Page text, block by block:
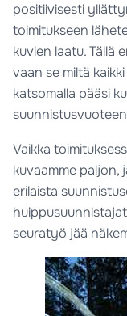
positiivisesti
toimitukseen
kuvien laatu. Tällä
vaan se miltä
katsomalla pääsi
Vaikka
kuvaamme paljon,
erilaista
seuratyö jää